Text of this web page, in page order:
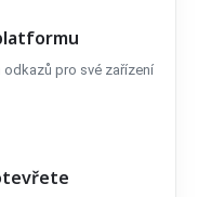
pro své zařízení